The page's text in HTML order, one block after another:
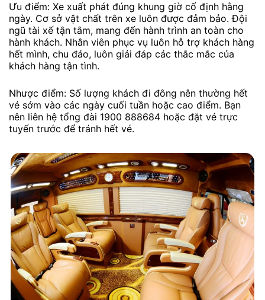
Ưu điểm: Xe xuất phát đúng khung giờ cố định hằng
ngày. Cơ sở vật chất trên xe luôn được đảm bảo. Đội
ngũ tài xế tận tâm, mang đến hành trình an toàn cho
hành khách. Nhân viên phục vụ luôn hỗ trợ khách hàng
hết mình, chu đáo, luôn giải đáp các thắc mắc của
khách hàng tận tình.
Nhược điểm: Số lượng khách đi đông nên thường hết
vé sớm vào các ngày cuối tuần hoặc cao điểm. Bạn
nên liên hệ tổng đài 1900 888684 hoặc đặt vé trực
tuyến trước để tránh hết vé.